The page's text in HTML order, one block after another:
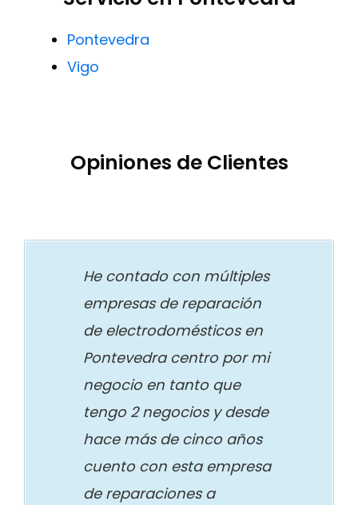
Pontevedra
Vigo
Opiniones de Clientes
He contado con múltiples
empresas de reparación
de electrodomésticos en
Pontevedra centro por mi
negocio en tanto que
tengo 2 negocios y desde
hace más de cinco años
cuento con esta empresa
de reparaciones a